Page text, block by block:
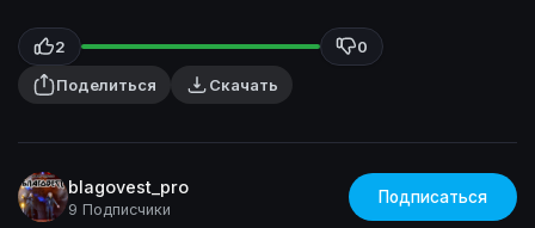
2
0
Поделиться
Скачать
blagovest_pro
9 Подписчики
Подписаться